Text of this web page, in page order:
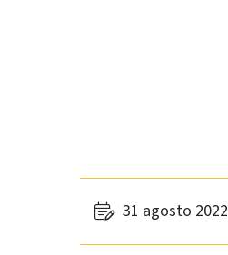
31 agosto 2022